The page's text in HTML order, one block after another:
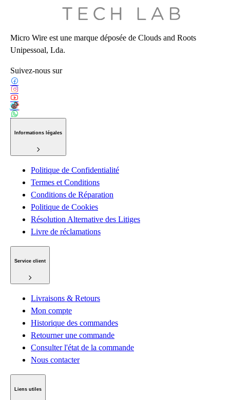
Micro Wire est une marque déposée de Clouds and Roots
Unipessoal, Lda.
Suivez-nous sur
Informations légales
Politique de Confidentialité
Termes et Conditions
Conditions de Réparation
Politique de Cookies
Résolution Alternative des Litiges
Livre de réclamations
Service client
Livraisons & Retours
Mon compte
Historique des commandes
Retourner une commande
Consulter l'état de la commande
Nous contacter
Liens utiles